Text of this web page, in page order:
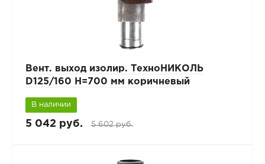
Вент. выход изолир. ТехноНИКОЛЬ
D125/160 H=700 мм коричневый
В наличии
5 042 руб. 5 602 руб.